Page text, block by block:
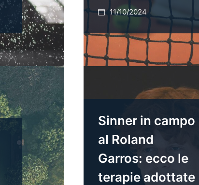
11/10/2024
Sinner in campo
al Roland
Garros: ecco le
terapie adottate